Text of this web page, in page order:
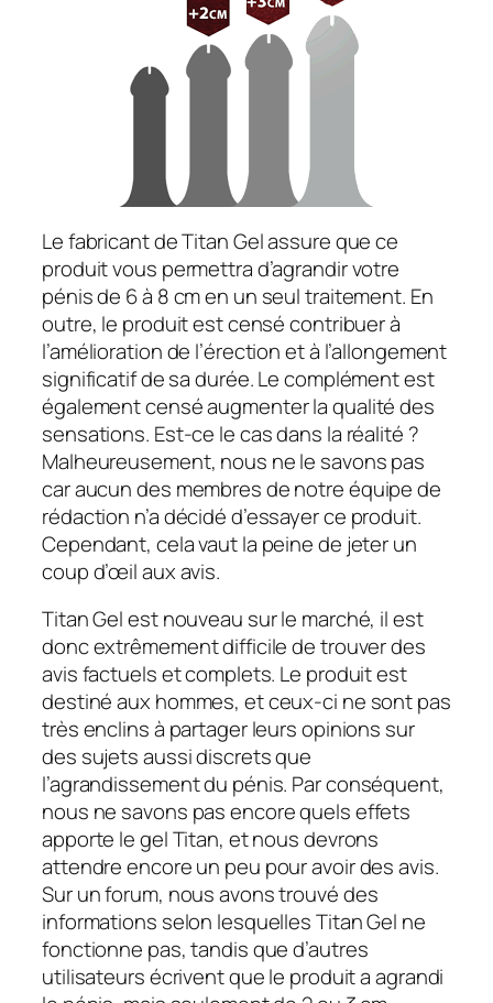
Le fabricant de Titan Gel assure que ce
produit vous permettra d’agrandir votre
pénis de 6 à 8 cm en un seul traitement. En
outre, le produit est censé contribuer à
l’amélioration de l’érection et à l’allongement
significatif de sa durée. Le complément est
également censé augmenter la qualité des
sensations. Est-ce le cas dans la réalité ?
Malheureusement, nous ne le savons pas
car aucun des membres de notre équipe de
rédaction n’a décidé d’essayer ce produit.
Cependant, cela vaut la peine de jeter un
coup d’œil aux avis.
Titan Gel est nouveau sur le marché, il est
donc extrêmement difficile de trouver des
avis factuels et complets. Le produit est
destiné aux hommes, et ceux-ci ne sont pas
très enclins à partager leurs opinions sur
des sujets aussi discrets que
l’agrandissement du pénis. Par conséquent,
nous ne savons pas encore quels effets
apporte le gel Titan, et nous devrons
attendre encore un peu pour avoir des avis.
Sur un forum, nous avons trouvé des
informations selon lesquelles Titan Gel ne
fonctionne pas, tandis que d’autres
utilisateurs écrivent que le produit a agrandi